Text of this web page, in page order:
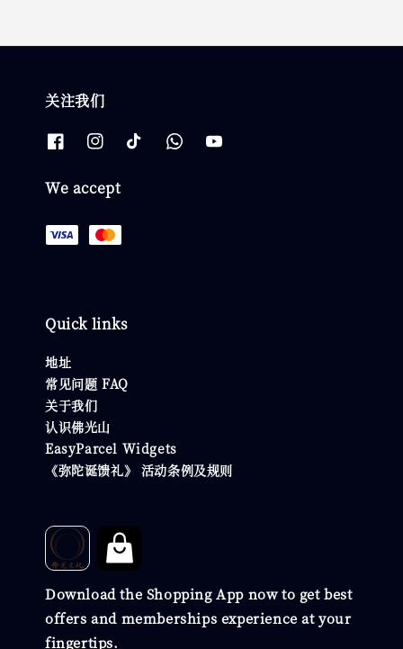
关注我们
We accept
Quick links
地址
常见问题 FAQ
关于我们
认识佛光山
EasyParcel Widgets
《弥陀诞馈礼》 活动条例及规则
Download the Shopping App now to get best
offers and memberships experience at your
fingertips.